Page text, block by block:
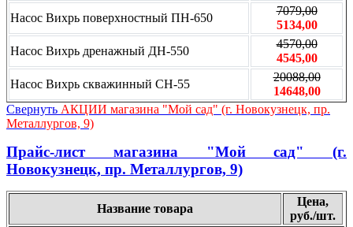
Насос Вихрь поверхностный ПН-650
7079,00
5134,00
Насос Вихрь дренажный ДН-550
4570,00
4545,00
Насос Вихрь скважинный СН-55
20088,00
14648,00
Свернуть АКЦИИ магазина "Мой сад" (г. Новокузнецк, пр.
Металлургов, 9)
Прайс-лист магазина "Мой сад" (г.
Новокузнецк, пр. Металлургов, 9)
Название товара
Цена,
руб./шт.